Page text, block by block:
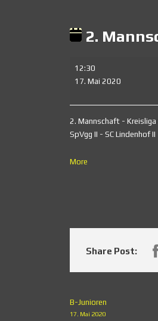
2.
12:30
17. Mai 2020
2. Mannschaft - Kreisliga
SpVgg II - SC Lindenhof II
More
Share Post:
B-Junioren
17. Mai 2020